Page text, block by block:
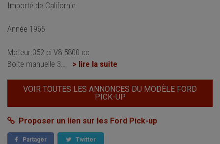
Importé de Californie
Année 1966
Moteur 352 ci V8 5800 cc
Boite manuelle 3… > lire la suite
VOIR TOUTES LES ANNONCES DU MODÈLE FORD
PICK-UP
Proposer un lien sur les Ford Pick-up
Partager Twitter